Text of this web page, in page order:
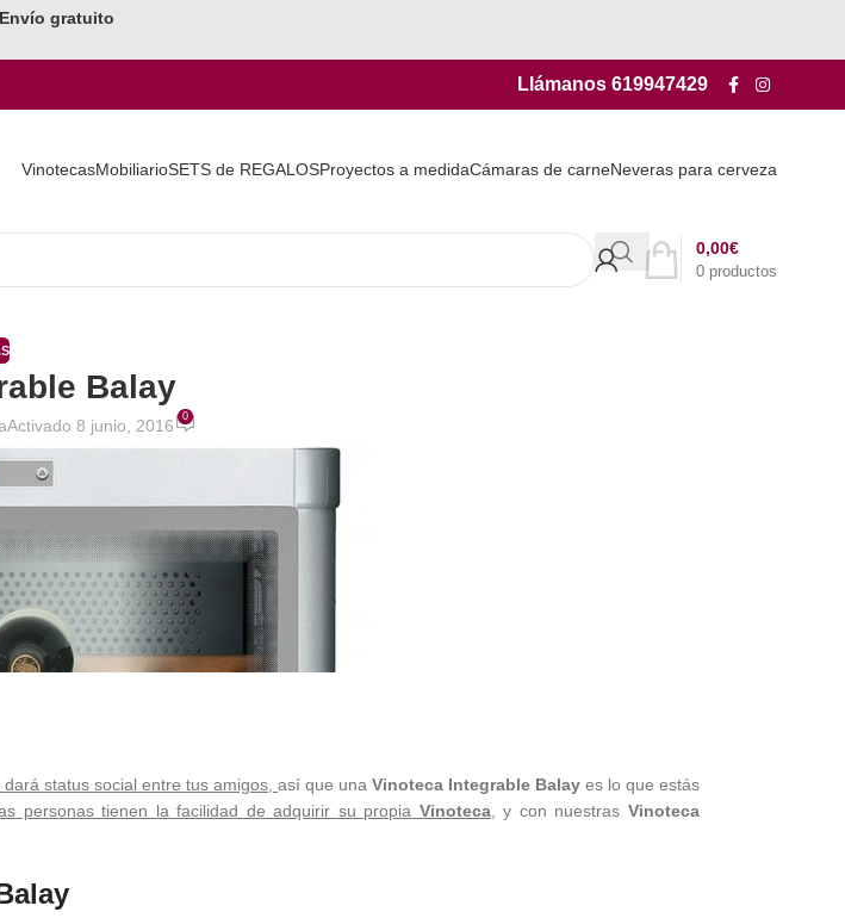
Envío gratuito
Llámanos 619947429
VinotecasMobiliarioSETS de REGALOSProyectos a medidaCámaras de carneNeveras para cerveza
0 productos
0,00€
Balay
Activado 8 junio, 2016 0
dará status social entre tus amigos, así que una Vinoteca Integrable Balay es lo que estás
personas tienen la facilidad de adquirir su propia Vinoteca, y con nuestrasVinoteca